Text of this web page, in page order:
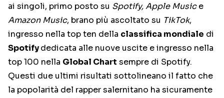
ai singoli, primo posto su Spotify, Apple Musice
Amazon Music, brano più ascoltato su TikTok,
ingresso nella top ten della classifica mondiale di
Spotifydedicata alle nuove uscite e ingresso nella
top 100 nella Global Chart sempre di Spotify.
Questi due ultimi risultati sottolineano il fatto che
la popolarità del rapper salernitano ha sicuramente